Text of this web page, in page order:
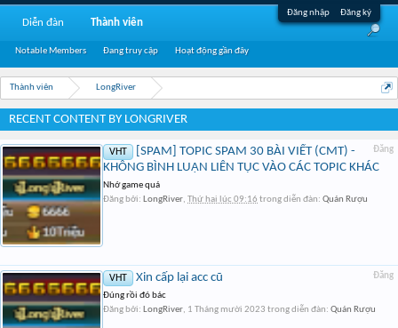
Đăng nhập Đăng ký
Thành viên LongRiver
RECENT CONTENT BY LONGRIVER
Đăng
VHT
[SPAM] TOPIC SPAM 30 BÀI VIẾT (CMT) -
KHÔNG BÌNH LUẬN LIÊN TỤC VÀO CÁC TOPIC KHÁC
Nhớ game quá
Đăng bởi: LongRiver, Thứ hai lúc 09:16 trong diễn đàn: Quán Rượu
Đăng
VHT Xin cấp lại acc cũ
Đúng rồi đó bác
Đăng bởi: LongRiver, 1 Tháng mười 2023 trong diễn đàn: Quán Rượu
Diễn đàn Thành viên
Notable Members Đang truy cập Hoạt động gần đây